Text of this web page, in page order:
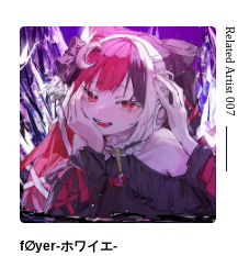
Related Artist 007
f∅yer-ホワイエ-